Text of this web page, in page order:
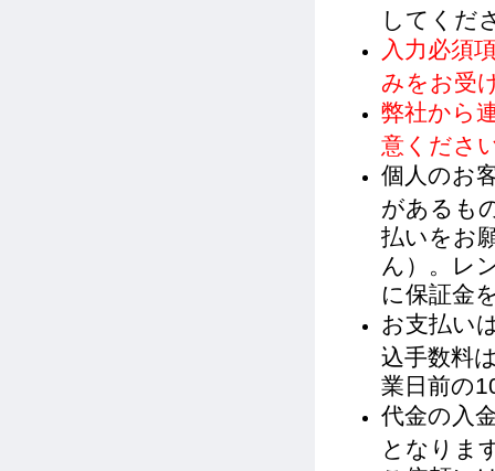
してくだ
入力必須
みをお受
弊社から
意くださ
個人のお
があるも
払いをお
ん）。レ
に保証金
お支払い
込手数料
業日前の
代金の入
となりま